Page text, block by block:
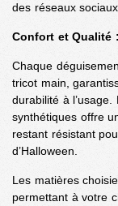
des réseaux
Confort et Qualité
Chaque
tricot main,
durabilité à
synthétiques offre
restant résistant
d’Halloween.
Les matières
permettant à votre